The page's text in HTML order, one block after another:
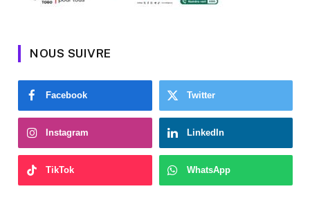
NOUS SUIVRE
Facebook Twitter
Instagram LinkedIn
TikTok WhatsApp